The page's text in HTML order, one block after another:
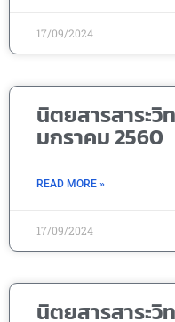
17/09/2024
นิตยสารสาระ
มกราคม 2560
READ MORE »
17/09/2024
นิตยสารสาระ